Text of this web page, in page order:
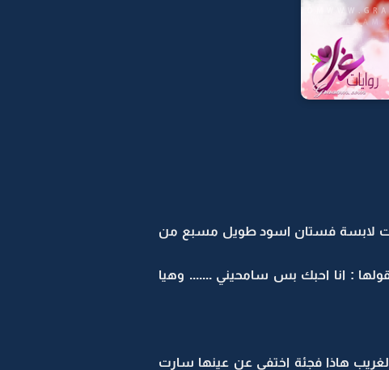
كانت لابسة فستان اسود طويل مسبع من
: انا احبك بس سامحيني ....... وهيا
هاذا فجئة اختفى عن عينها سارت